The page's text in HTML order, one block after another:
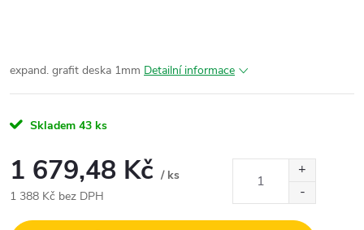
expand. grafit deska 1mm Detailní informace
Skladem 43 ks
1 679,48 Kč / ks
1 388 Kč bez DPH